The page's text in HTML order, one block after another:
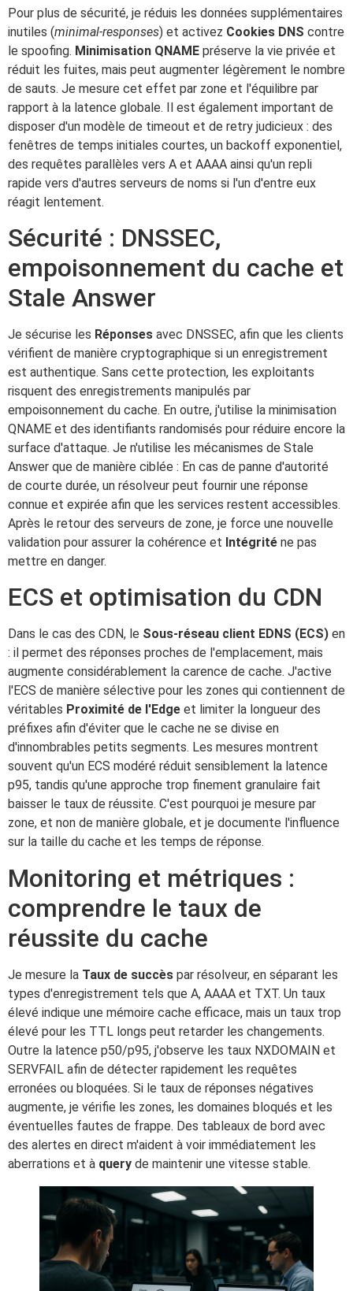
Pour plus de sécurité, je réduis les données supplémentaires
inutiles (minimal-responses) et activez Cookies DNS contre
le spoofing. Minimisation QNAME préserve la vie privée et
réduit les fuites, mais peut augmenter légèrement le nombre
de sauts. Je mesure cet effet par zone et l'équilibre par
rapport à la latence globale. Il est également important de
disposer d'un modèle de timeout et de retry judicieux : des
fenêtres de temps initiales courtes, un backoff exponentiel,
des requêtes parallèles vers A et AAAA ainsi qu'un repli
rapide vers d'autres serveurs de noms si l'un d'entre eux
réagit lentement.
Sécurité : DNSSEC,
empoisonnement du cache et
Stale Answer
Je sécurise les Réponses avec DNSSEC, afin que les clients
vérifient de manière cryptographique si un enregistrement
est authentique. Sans cette protection, les exploitants
risquent des enregistrements manipulés par
empoisonnement du cache. En outre, j'utilise la minimisation
QNAME et des identifiants randomisés pour réduire encore la
surface d'attaque. Je n'utilise les mécanismes de Stale
Answer que de manière ciblée : En cas de panne d'autorité
de courte durée, un résolveur peut fournir une réponse
connue et expirée afin que les services restent accessibles.
Après le retour des serveurs de zone, je force une nouvelle
validation pour assurer la cohérence et Intégrité ne pas
mettre en danger.
ECS et optimisation du CDN
Dans le cas des CDN, le Sous-réseau client EDNS (ECS) en
: il permet des réponses proches de l'emplacement, mais
augmente considérablement la carence de cache. J'active
l'ECS de manière sélective pour les zones qui contiennent de
véritables Proximité de l'Edge et limiter la longueur des
préfixes afin d'éviter que le cache ne se divise en
d'innombrables petits segments. Les mesures montrent
souvent qu'un ECS modéré réduit sensiblement la latence
p95, tandis qu'une approche trop finement granulaire fait
baisser le taux de réussite. C'est pourquoi je mesure par
zone, et non de manière globale, et je documente l'influence
sur la taille du cache et les temps de réponse.
Monitoring et métriques :
comprendre le taux de
réussite du cache
Je mesure la Taux de succès par résolveur, en séparant les
types d'enregistrement tels que A, AAAA et TXT. Un taux
élevé indique une mémoire cache efficace, mais un taux trop
élevé pour les TTL longs peut retarder les changements.
Outre la latence p50/p95, j'observe les taux NXDOMAIN et
SERVFAIL afin de détecter rapidement les requêtes
erronées ou bloquées. Si le taux de réponses négatives
augmente, je vérifie les zones, les domaines bloqués et les
éventuelles fautes de frappe. Des tableaux de bord avec
des alertes en direct m'aident à voir immédiatement les
aberrations et à query de maintenir une vitesse stable.